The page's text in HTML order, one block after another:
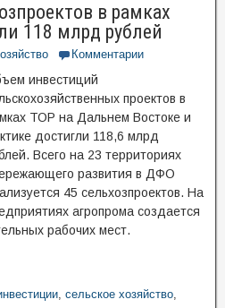
в рамках
118 млрд рублей
Комментарии
инвестиций
проектов в
ТОР на Дальнем Востоке и
достигли 118,6 млрд
Всего на 23 территориях
развития в ДФО
45 сельхозпроектов. На
агропрома создается
рабочих мест.
, сельское хозяйство,